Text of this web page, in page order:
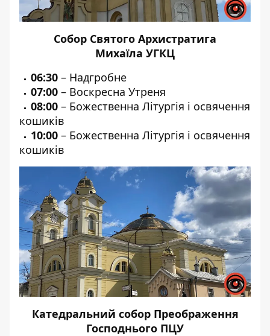
Собор Святого Архистратига
Михаїла УГКЦ
06:30 – Надгробне
07:00 – Воскресна Утреня
08:00 – Божественна Літургія і освячення
кошиків
10:00 – Божественна Літургія і освячення
кошиків
Катедральний собор Преображення
Господнього ПЦУ